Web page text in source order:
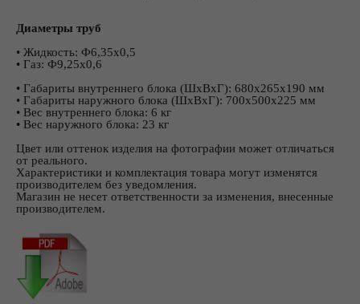
Диаметры труб
• Жидкость: Ф6,35х0,5
• Газ: Ф9,25х0,6
• Габариты внутреннего блока (ШхВхГ): 680х265х190 мм
• Габариты наружного блока (ШхВхГ): 700х500х225 мм
• Вес внутреннего блока: 6 кг
• Вес наружного блока: 23 кг
Цвет или оттенок изделия на фотографии может отличаться
от реального.
Характеристики и комплектация товара могут изменятся
производителем без уведомления.
Магазин не несет ответственности за изменения, внесенные
производителем.